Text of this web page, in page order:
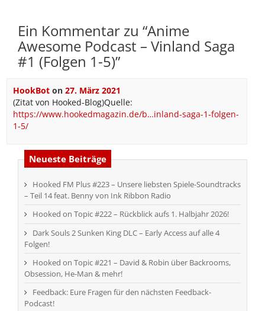
Ein Kommentar zu “Anime
Awesome Podcast – Vinland Saga
#1 (Folgen 1-5)”
HookBoton 27. März 2021
(Zitat von Hooked-Blog)Quelle:
https://www.hookedmagazin.de/b…inland-saga-1-folgen-
1-5/
Neueste Beiträge
Hooked FM Plus #223 – Unsere liebsten Spiele-Soundtracks
– Teil 14 feat. Benny von Ink Ribbon Radio
Hooked on Topic #222 – Rückblick aufs 1. Halbjahr 2026!
Dark Souls 2 Sunken King DLC – Early Access auf alle 4
Folgen!
Hooked on Topic #221 – David & Robin über Backrooms,
Obsession, He-Man & mehr!
Feedback: Eure Fragen für den nächsten Feedback-
Podcast!